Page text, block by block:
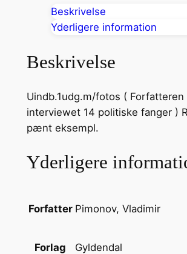
e
s
æ
r
i
a
Beskrivelse
Yderligere information
Beskrivelse
Uindb.1udg.m/fotos ( Forfatteren
interviewet 14 politiske fanger )
pænt eksempl.
Yderligere
Forfatter Pimonov, Vladimir
Forlag Gyldendal